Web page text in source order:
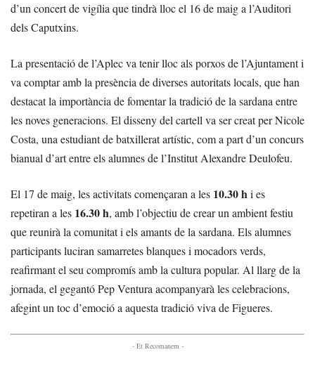
d’un concert de vigília que tindrà lloc el 16 de maig a l’Auditori
dels Caputxins.
La presentació de l’Aplec va tenir lloc als porxos de l’Ajuntament i
va comptar amb la presència de diverses autoritats locals, que han
destacat la importància de fomentar la tradició de la sardana entre
les noves generacions. El disseny del cartell va ser creat per Nicole
Costa, una estudiant de batxillerat artístic, com a part d’un concurs
bianual d’art entre els alumnes de l’Institut Alexandre Deulofeu.
El 17 de maig, les activitats començaran a les 10.30 hi es
repetiran a les 16.30 h, amb l’objectiu de crear un ambient festiu
que reunirà la comunitat i els amants de la sardana. Els alumnes
participants luciran samarretes blanques i mocadors verds,
reafirmant el seu compromís amb la cultura popular. Al llarg de la
jornada, el gegantó Pep Ventura acompanyarà les celebracions,
afegint un toc d’emoció a aquesta tradició viva de Figueres.
- Et Recomanem -